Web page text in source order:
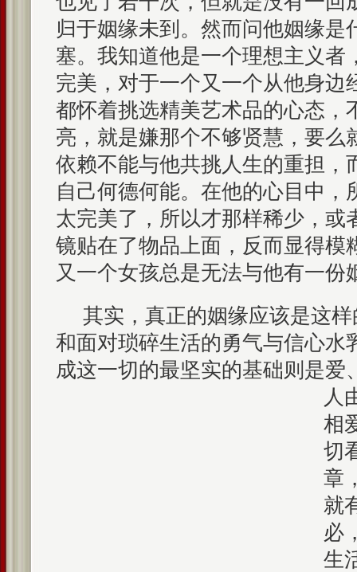
归于姻缘未到。然而问他姻缘是
塞。我知道他是一个理想主义者
完美，对于一个又一个从他身边
都怀着挑选精美艺术品的心态，
亮，就是嫌那个不够贤慧，要么
依赖不能与他共挑人生的重担，
自己何德何能。在他的心目中，
太完美了，所以才那样稀少，或
镜贴在了物品上面，反而显得模
又一个女孩总是无法与他有一份
其实，真正的姻缘应该是这
和面对琐碎生活的勇气与信心水
成这一切的最坚实的基础则是爱
人
相
切
章
就
必
生